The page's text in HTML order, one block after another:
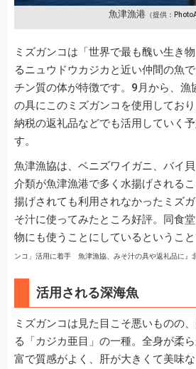
魚津漁港（提供：
ミズガンコは「世界で最も醜い生き
るニュウドウカジカと近い仲間の魚
チン質の体が特徴です。9月から、漁
の具にこのミズガンコを使用してお
納税の返礼品などでも活用していく
す。
魚津漁協は、ベニズワイガニ、バイ
介類が魚津漁港で多く水揚げされる
揚げされても利用されなかったミズ
そ汁に使ってみたところ好評。同食
物にも使うことにしているということ
ンコ」活用に着手 魚津漁協、みそ汁の具や返礼品に』
活用される深海魚
ミズガンコは見た目こそ悪いものの
る「カジカ亜目」の一種。全身が柔
富で質感がよく、肝が大きくて美味